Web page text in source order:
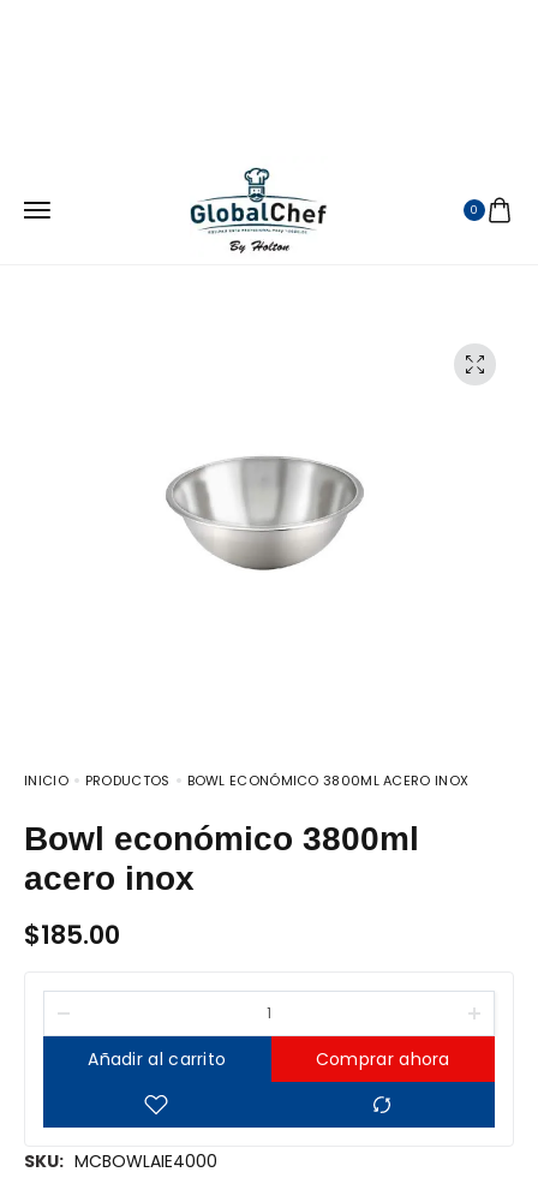
0
INICIO PRODUCTOS BOWL ECONÓMICO 3800ML ACERO INOX
Bowl económico 3800ml
acero inox
$185.00
Añadir al carrito Comprar ahora
SKU: MCBOWLAIE4000